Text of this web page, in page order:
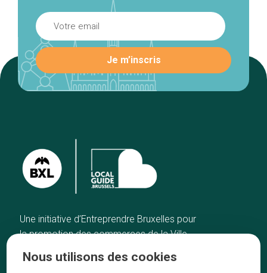
Une initiative d’Entreprendre Bruxelles pour
la promotion des commerces de la Ville
Accueil
Artisans
Nous utilisons des cookies